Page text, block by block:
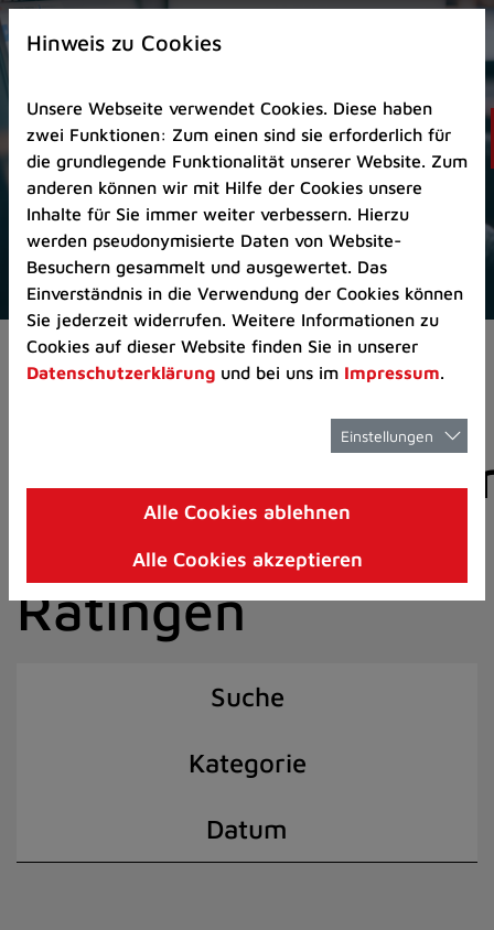
Zur
Startseite
Zum
Seitenanfang
springen
(Schnelltaste
A)
Zur
Navigation/Menü
springen
(Schnelltaste
M)
Zur
8)
I)
Aktuelles Pressemitteilungen
der Stadt
Ratingen
Suche
Kategorie
Datum
Hinweis zu Cookies
Unsere Webseite verwendet Cookies. Diese haben
zwei Funktionen: Zum einen sind sie erforderlich für
die grundlegende Funktionalität unserer Website. Zum
anderen können wir mit Hilfe der Cookies unsere
Inhalte für Sie immer weiter verbessern. Hierzu
werden pseudonymisierte Daten von Website-
Besuchern gesammelt und ausgewertet. Das
Einverständnis in die Verwendung der Cookies können
Sie jederzeit widerrufen. Weitere Informationen zu
Cookies auf dieser Website finden Sie in unserer
Datenschutzerklärung und bei uns im Impressum.
Einstellungen
Alle Cookies ablehnen
Alle Cookies akzeptieren